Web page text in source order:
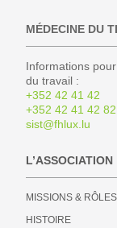
MÉDECINE DU
Informations
du travail :
+352 42 41 42
+352 42 41 42 82
sist@fhlux.lu
L’ASSOCIATION
MISSIONS & RÔLES
HISTOIRE